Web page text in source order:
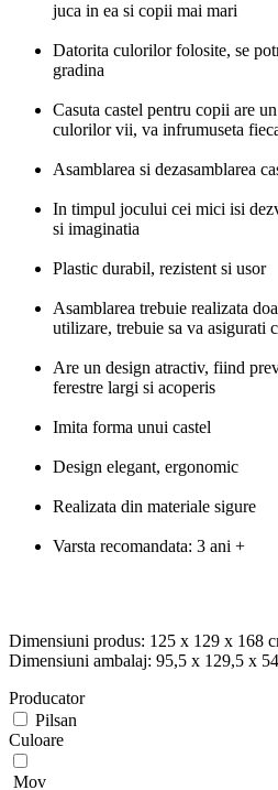
juca in ea si copii mai mari
Datorita culorilor folosite, se
gradina
Casuta castel pentru copii are
culorilor vii, va infrumuseta
Asamblarea si dezasamblarea
In timpul jocului cei mici isi
si imaginatia
Plastic durabil, rezistent si usor
Asamblarea trebuie realizata
utilizare, trebuie sa va asigurati
Are un design atractiv, fiind
ferestre largi si acoperis
Imita forma unui castel
Design elegant, ergonomic
Realizata din materiale sigure
Varsta recomandata: 3 ani +
Dimensiuni produs: 125 x 129 x 168
Dimensiuni ambalaj: 95,5 x 129,5 x
Producator
Pilsan
Culoare
Mov